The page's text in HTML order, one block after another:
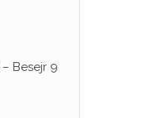
Besejr 9